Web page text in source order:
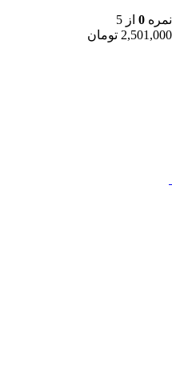
نمره 0 از 5
2,501,000 تومان